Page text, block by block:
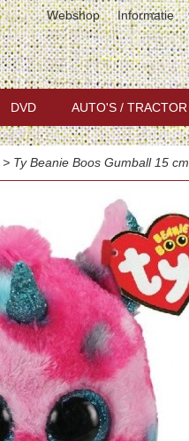
Webshop Informatie
DVD AUTO'S / TRACTOR
> Ty Beanie Boos Gumball 15 cm